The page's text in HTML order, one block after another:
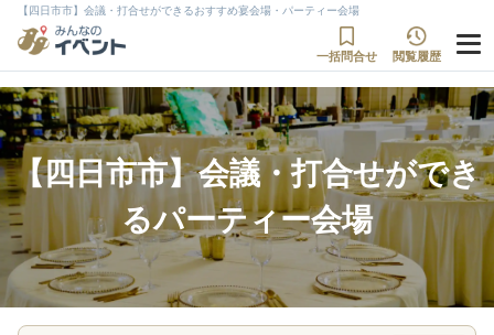
【四日市市】会議・打合せができるおすすめ宴会場・パーティー会場
一括問合せ 閲覧履歴
【四日市市】会議・打合せができ
るパーティー会場